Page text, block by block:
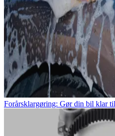
Forårsklargøring: Gør din bil klar